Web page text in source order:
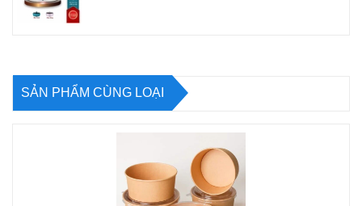
SẢN PHẨM CÙNG LOẠI